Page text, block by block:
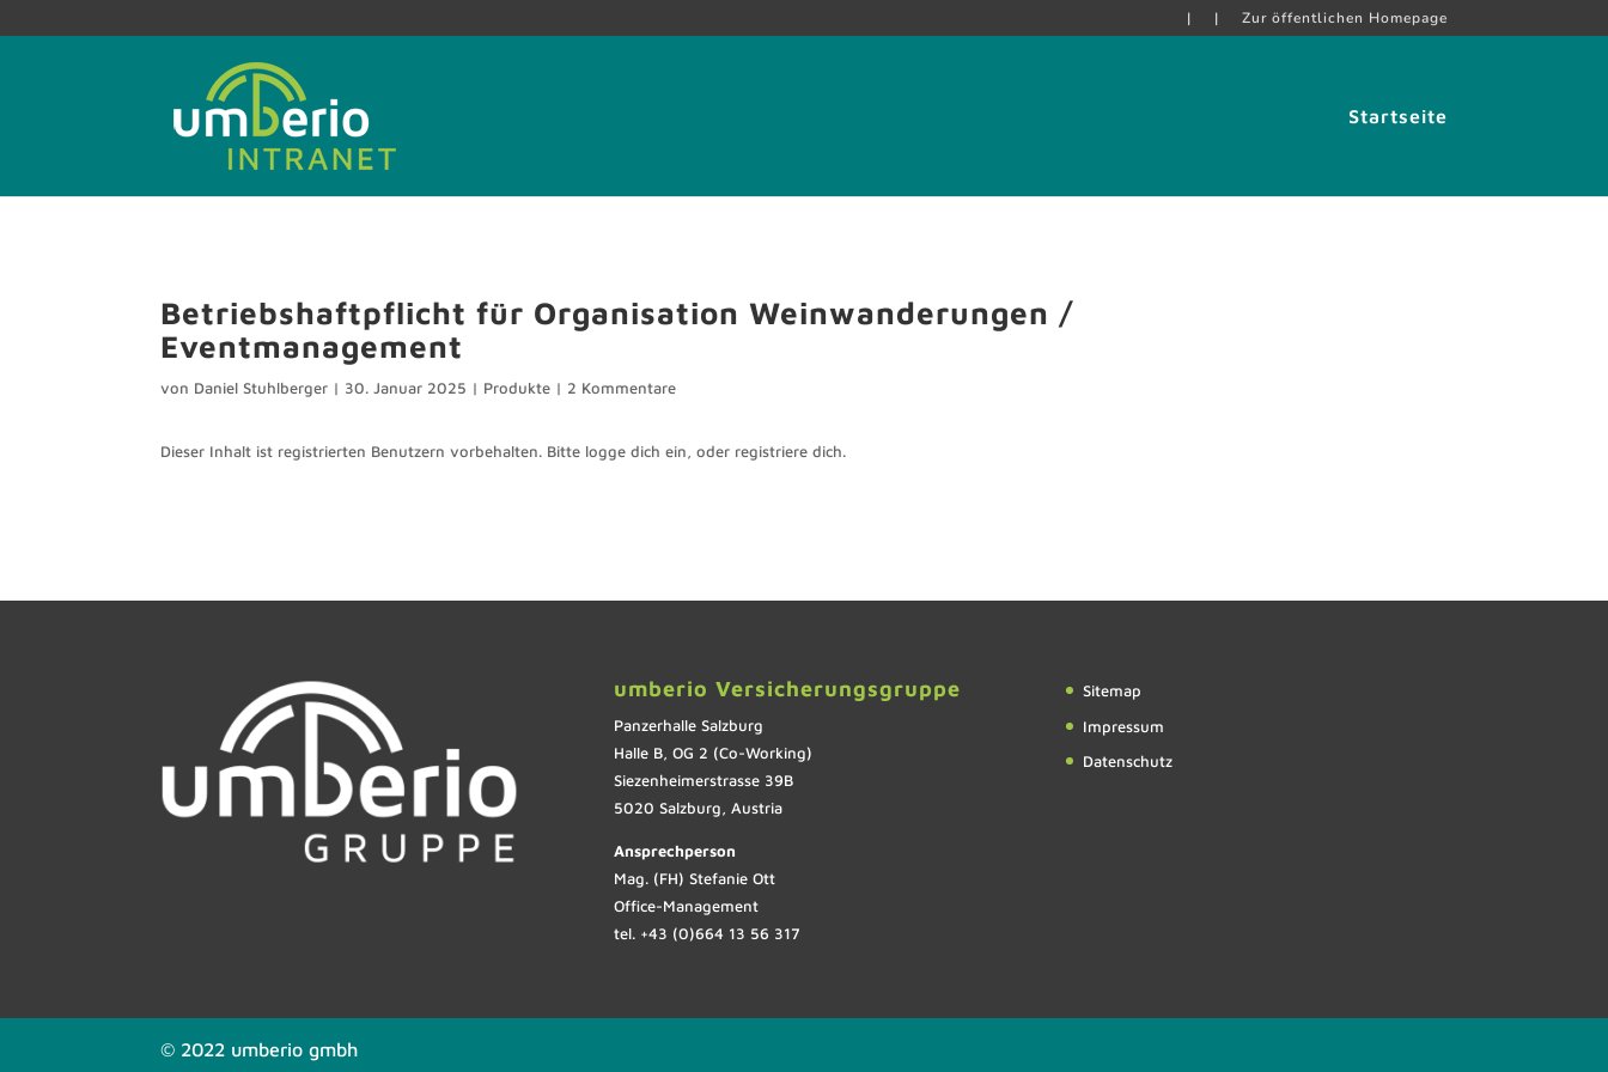
| | Zur öffentlichen Homepage
Startseite
Betriebshaftpflicht für Organisation Weinwanderungen /
Eventmanagement
von Daniel Stuhlberger | 30. Januar 2025 | Produkte | 2 Kommentare
Dieser Inhalt ist registrierten Benutzern vorbehalten. Bitte logge dich ein, oder registriere dich.
umberio Versicherungsgruppe
Panzerhalle Salzburg
Halle B, OG 2 (Co-Working)
Siezenheimerstrasse 39B
5020 Salzburg, Austria
Ansprechperson
Mag. (FH) Stefanie Ott
Office-Management
tel. +43 (0)664 13 56 317
Sitemap
Impressum
Datenschutz
© 2022 umberio gmbh